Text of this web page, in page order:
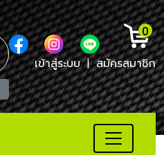
0
เข้าสู่ระบบ | สมัครสมาชิก